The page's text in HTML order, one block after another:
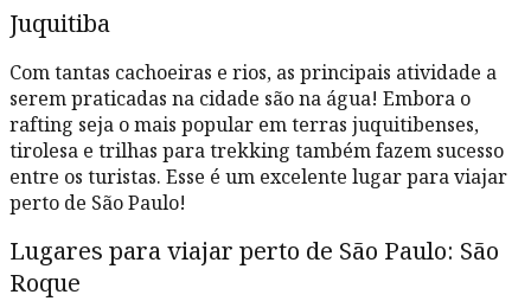
Juquitiba
Com tantas cachoeiras e rios, as principais atividade a
serem praticadas na cidade são na água! Embora o
rafting seja o mais popular em terras juquitibenses,
tirolesa e trilhas para trekking também fazem sucesso
entre os turistas. Esse é um excelente lugar para viajar
perto de São Paulo!
Lugares para viajar perto de São Paulo: São
Roque